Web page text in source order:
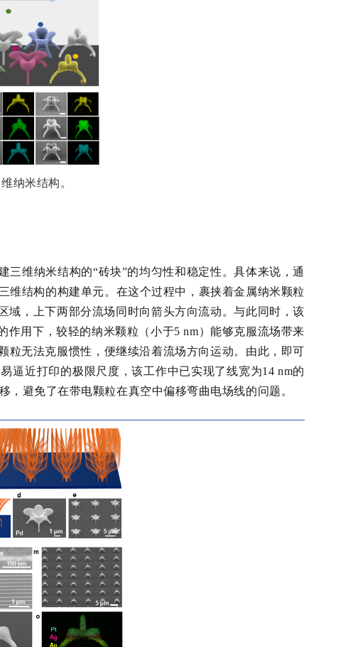
纳米结构。
维纳米结构的“砖块”的均匀性和稳定性。具体来说，通
维结构的构建单元。在这个过程中，裹挟着金属纳米颗粒
域，上下两部分流场同时向箭头方向流动。与此同时，该
用下，较轻的纳米颗粒（小于5 nm）能够克服流场带来
粒无法克服惯性，便继续沿着流场方向运动。由此，即可
逼近打印的极限尺度，该工作中已实现了线宽为14 nm的
避免了在带电颗粒在真空中偏移弯曲电场线的问题。